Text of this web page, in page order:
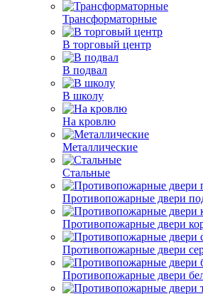
Трансформаторные
В торговый центр
В подвал
В школу
На кровлю
Металлические
Стальные
Противопожарные двери
Противопожарные двери
Противопожарные двери
Противопожарные двери